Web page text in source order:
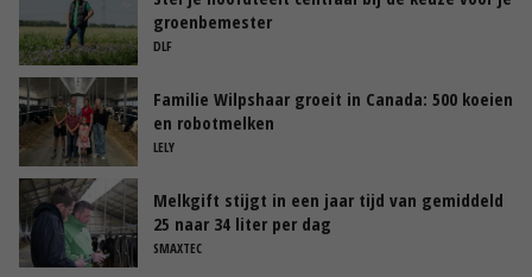
groenbemester
DLF
Familie Wilpshaar groeit in Canada: 500 koeien
en robotmelken
LELY
Melkgift stijgt in een jaar tijd van gemiddeld
25 naar 34 liter per dag
SMAXTEC